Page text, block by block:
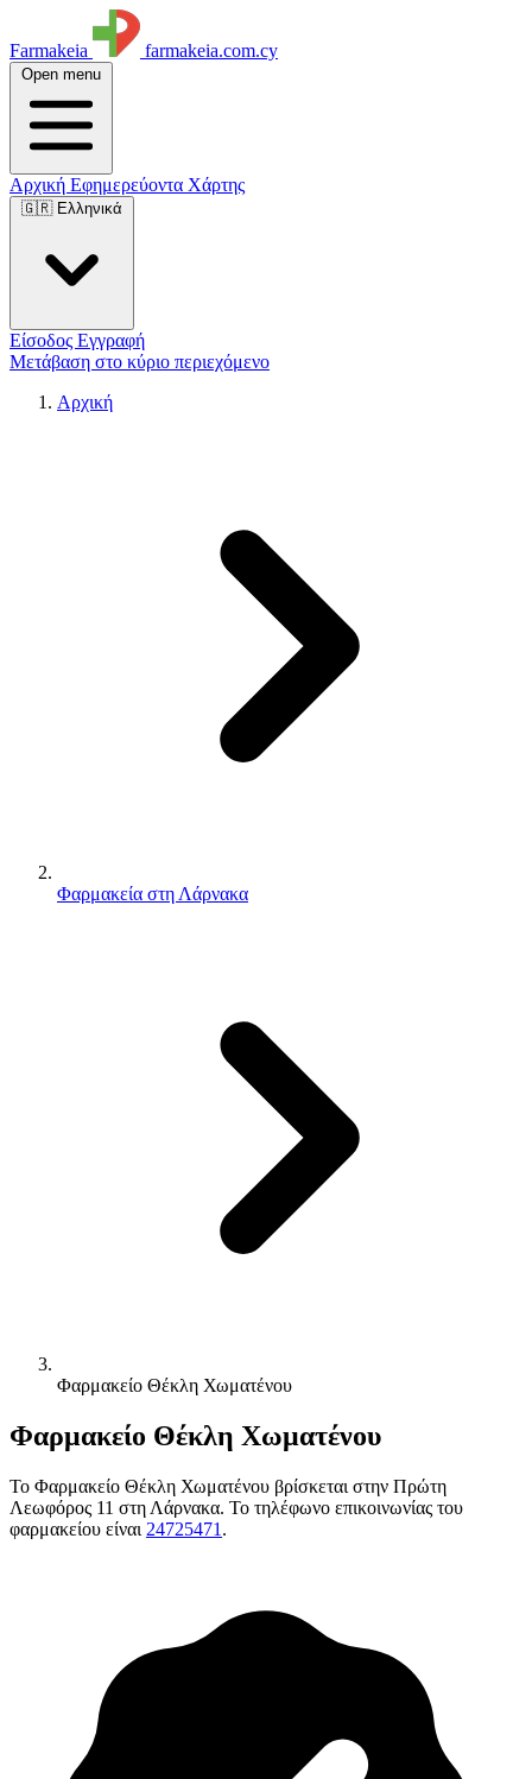
Farmakeia farmakeia.com.cy
Open menu
Αρχική Εφημερεύοντα Χάρτης
🇬🇷 Ελληνικά
Είσοδος Εγγραφή
Μετάβαση στο κύριο περιεχόμενο
Αρχική
Φαρμακεία στη Λάρνακα
Φαρμακείο Θέκλη Χωματένου
Φαρμακείο Θέκλη Χωματένου
Το Φαρμακείο Θέκλη Χωματένου βρίσκεται στην Πρώτη
Λεωφόρος 11 στη Λάρνακα. Το τηλέφωνο επικοινωνίας του
φαρμακείου είναι 24725471 .